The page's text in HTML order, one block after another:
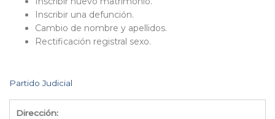
Inscribir una defunción.
Cambio de nombre y apellidos.
Rectificación registral sexo.
Partido Judicial
Dirección: